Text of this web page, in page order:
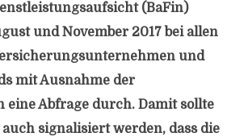
(BaFin)
und November 2017 bei allen
und
mit Ausnahme der
eine Abfrage durch. Damit sollte
signalisiert werden, dass die